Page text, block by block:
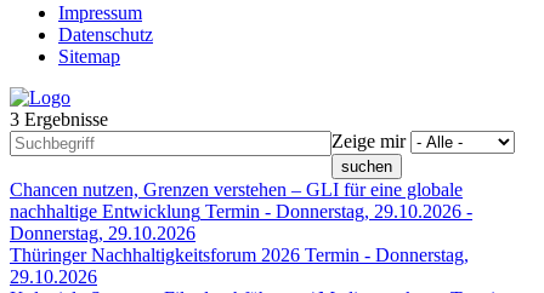
Footer
menu
Impressum
Datenschutz
Sitemap
3 Ergebnisse
Zeige mir
Chancen nutzen, Grenzen verstehen – GLI für eine globale
nachhaltige Entwicklung Termin - Donnerstag, 29.10.2026 -
Donnerstag, 29.10.2026
Thüringer Nachhaltigkeitsforum 2026 Termin - Donnerstag,
29.10.2026